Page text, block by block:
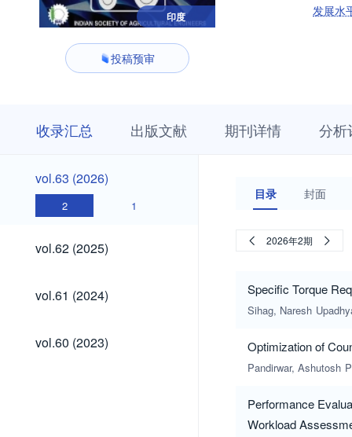
印度
投稿预审
发展水
收录汇总 出版文献 期刊详情 分析
vol.63
(2026)
vol.63 (2026)
2 1
vol.62
(2025)
vol.62 (2025)
vol.61
(2024)
vol.61 (2024)
vol.60
(2023)
vol.60 (2023)
目录 封面
2026年2期
Specific Torque
Sihag, Naresh
Optimization of
Pandirwar, Ashutosh
Performance
Workload